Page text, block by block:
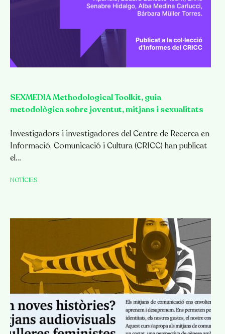
SEXMEDIA Methodological Toolkit, guia
metodològica sobre joventut, mitjans i sexualitats
Investigadors i investigadores del Centre de Recerca en
Informació, Comunicació i Cultura (CRICC) han publicat
el…
NOTÍCIES